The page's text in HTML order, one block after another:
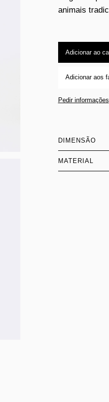
animais
Adicionar ao
Adicionar aos
Pedir informações
DIMENSÃO
MATERIAL